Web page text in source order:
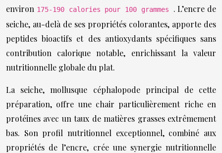
environ 175-190 calories pour 100 grammes . L’encre de
seiche, au-delà de ses propriétés colorantes, apporte des
peptides bioactifs et des antioxydants spécifiques sans
contribution calorique notable, enrichissant la valeur
nutritionnelle globale du plat.
La seiche, mollusque céphalopode principal de cette
préparation, offre une chair particulièrement riche en
protéines avec un taux de matières grasses extrêmement
bas. Son profil nutritionnel exceptionnel, combiné aux
propriétés de l’encre, crée une synergie nutritionnelle